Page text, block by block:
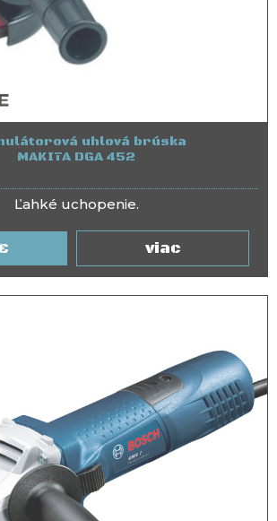
uhlová brúska
MAKITA DGA 452
Ľahké uchopenie.
viac